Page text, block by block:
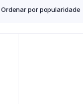
Ordenar por popularidade